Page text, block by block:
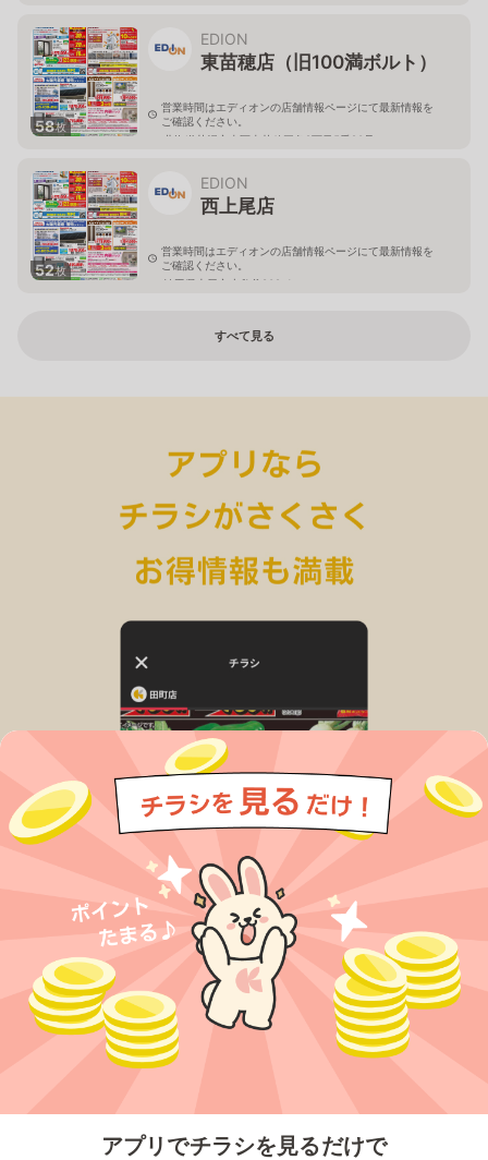
アプリでチラシを見るだけで
58枚
EDION
東苗穂店（旧100満ボルト）
営業時間はエディオンの店舗情報ページにて最新情報を
ご確認ください。
北海道札幌市東区東苗穂三条2丁目5番20号
52枚
EDION
西上尾店
営業時間はエディオンの店舗情報ページにて最新情報を
ご確認ください。
埼玉県上尾市小敷谷809-1
すべて見る